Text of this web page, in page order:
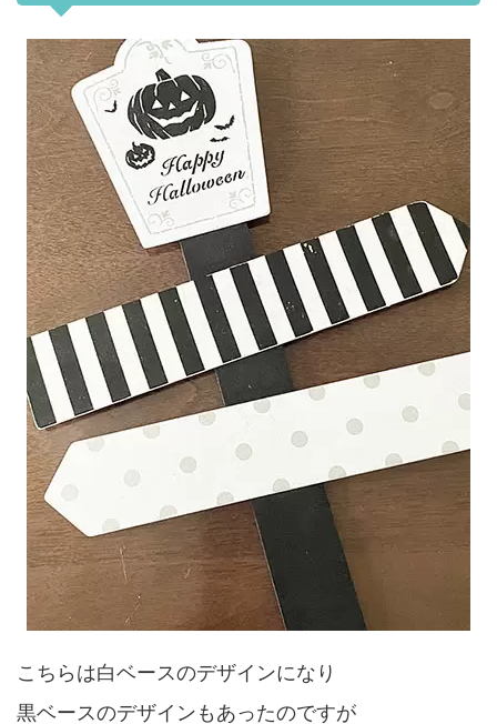
こちらは白ベースのデザインになり
黒ベースのデザインもあったのですが